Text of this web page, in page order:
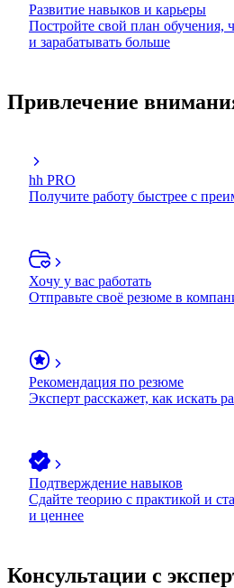
Развитие навыков и карьеры
Постройте свой план обучения,
и зарабатывать больше
Привлечение
hh PRO
Получите работу быстрее с
Хочу у вас работать
Отправьте своё резюме в
Рекомендация по резюме
Эксперт расскажет, как искать
Подтверждение навыков
Сдайте теорию с практикой и
и ценнее
Консультации с